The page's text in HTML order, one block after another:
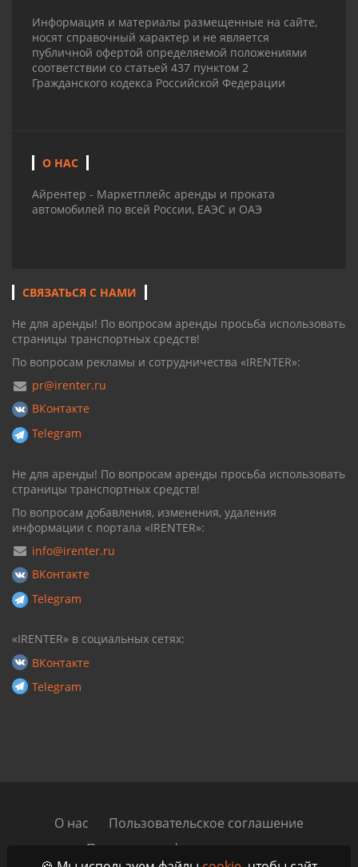
Информация и материалы размещенные на сайте,
носят справочный характер и не является
публичной офертой определяемой положениями
соответствии со статьей 437 пунктом 2
Гражданского кодекса Российской Федерации
О НАС
Айрентер - Маркетплейс аренды и проката
автомобилей по всей России, ЕАЭС и ОАЭ
СВЯЗАТЬСЯ С НАМИ
Не для аренды! По вопросам аренды просьба использовать
страницы транспортных средств!
По вопросам рекламы и сотрудничества «IRENTER»:
pr@irenter.ru
ВКонтакте
Telegram
Не для аренды! По вопросам аренды просьба использовать
страницы транспортных средств!
По вопросам добавления, изменения, удаления
информации с портала «IRENTER»:
info@irenter.ru
ВКонтакте
Telegram
«IRENTER» в социальных сетях:
ВКонтакте
Telegram
О нас
Пользовательское соглашение
Политика конфиденциальности